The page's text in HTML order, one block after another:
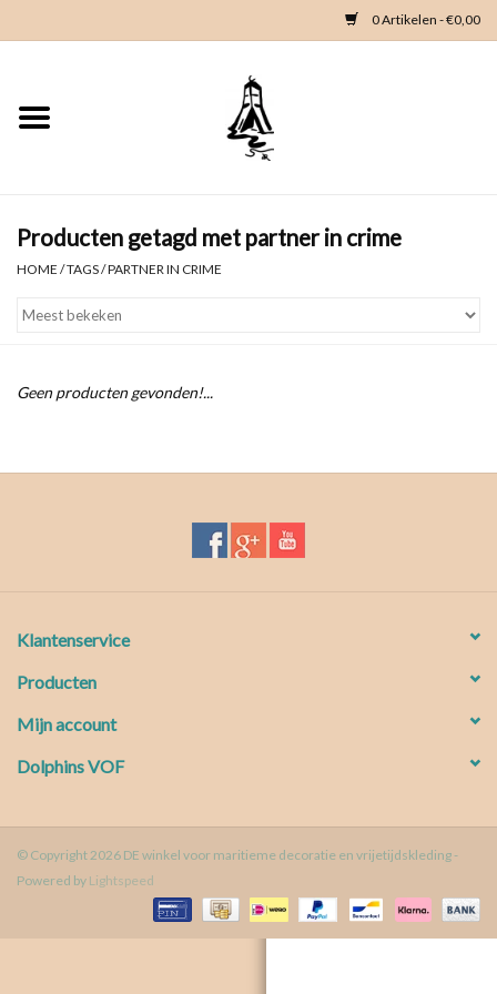
0 Artikelen - €0,00
Home
Kleding
Producten getagd met partner in crime
HOME /TAGS/PARTNER IN CRIME
Geen producten gevonden!...
Klantenservice
Producten
Mijn account
Dolphins VOF
© Copyright 2026 DE winkel voor maritieme decoratie en vrijetijdskleding -
Powered by Lightspeed